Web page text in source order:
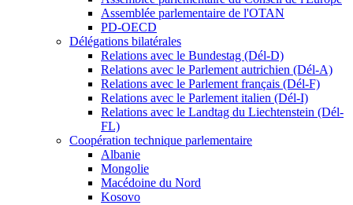
Assemblée parlementaire de l'OTAN
PD-OECD
Délégations bilatérales
Relations avec le Bundestag (Dél-D)
Relations avec le Parlement autrichien (Dél-A)
Relations avec le Parlement français (Dél-F)
Relations avec le Parlement italien (Dél-I)
Relations avec le Landtag du Liechtenstein (Dél-
FL)
Coopération technique parlementaire
Albanie
Mongolie
Macédoine du Nord
Kosovo